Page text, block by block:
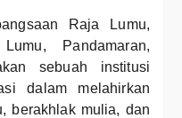
Raja Lumu,
Pandamaran,
sebuah institusi
dalam melahirkan
berakhlak mulia, dan